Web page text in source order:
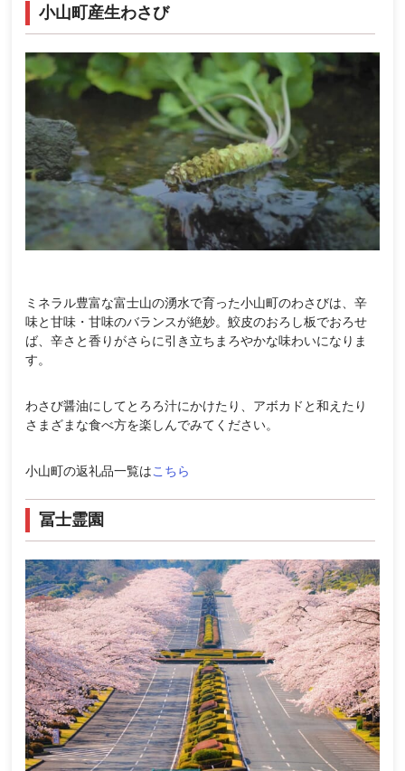
小山町産生わさび
ミネラル豊富な富士山の湧水で育った小山町のわさびは、辛
味と甘味・甘味のバランスが絶妙。鮫皮のおろし板でおろせ
ば、辛さと香りがさらに引き立ちまろやかな味わいになりま
す。
わさび醤油にしてとろろ汁にかけたり、アボカドと和えたり
さまざまな食べ方を楽しんでみてください。
小山町の返礼品一覧はこちら
冨士霊園